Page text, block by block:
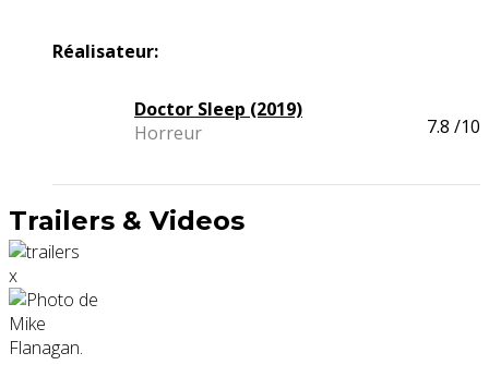
Réalisateur:
Doctor Sleep (2019)
Horreur
7.8 /10
Trailers & Videos
x